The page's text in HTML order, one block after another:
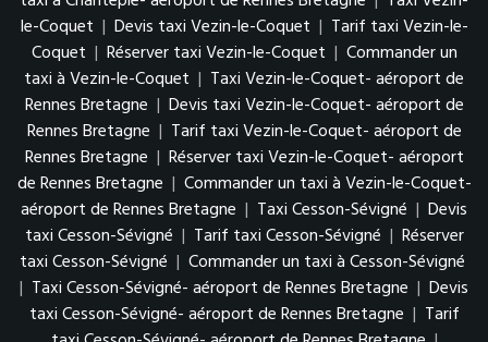
le-Coquet | Devis taxi Vezin-le-Coquet | Tarif taxi Vezin-le-
Coquet | Réserver taxi Vezin-le-Coquet | Commander un
taxi à Vezin-le-Coquet | Taxi Vezin-le-Coquet- aéroport de
Rennes Bretagne | Devis taxi Vezin-le-Coquet- aéroport de
Rennes Bretagne | Tarif taxi Vezin-le-Coquet- aéroport de
Rennes Bretagne | Réserver taxi Vezin-le-Coquet- aéroport
de Rennes Bretagne | Commander un taxi à Vezin-le-Coquet-
aéroport de Rennes Bretagne | Taxi Cesson-Sévigné | Devis
taxi Cesson-Sévigné | Tarif taxi Cesson-Sévigné | Réserver
taxi Cesson-Sévigné | Commander un taxi à Cesson-Sévigné
| Taxi Cesson-Sévigné- aéroport de Rennes Bretagne | Devis
taxi Cesson-Sévigné- aéroport de Rennes Bretagne | Tarif